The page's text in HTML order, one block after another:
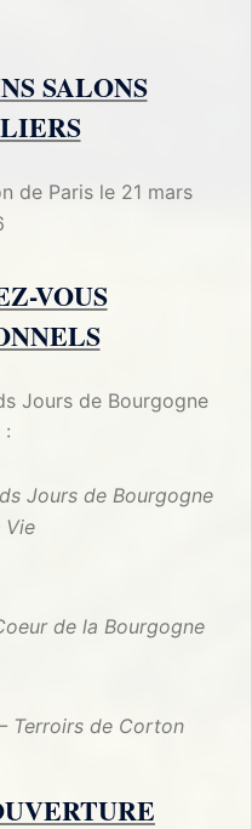
SALONS
de Paris le 21 mars
VOUS
Jours de Bourgogne
:
Jours de Bourgogne
Vie
de la Bourgogne
Terroirs de Corton